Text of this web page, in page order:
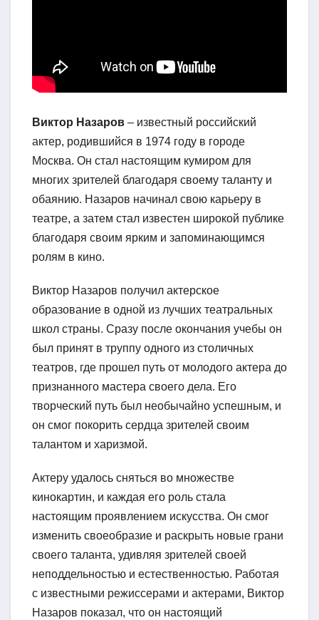
Виктор Назаров – известный российский
актер, родившийся в 1974 году в городе
Москва. Он стал настоящим кумиром для
многих зрителей благодаря своему таланту и
обаянию. Назаров начинал свою карьеру в
театре, а затем стал известен широкой публике
благодаря своим ярким и запоминающимся
ролям в кино.
Виктор Назаров получил актерское
образование в одной из лучших театральных
школ страны. Сразу после окончания учебы он
был принят в труппу одного из столичных
театров, где прошел путь от молодого актера до
признанного мастера своего дела. Его
творческий путь был необычайно успешным, и
он смог покорить сердца зрителей своим
талантом и харизмой.
Актеру удалось сняться во множестве
кинокартин, и каждая его роль стала
настоящим проявлением искусства. Он смог
изменить своеобразие и раскрыть новые грани
своего таланта, удивляя зрителей своей
неподдельностью и естественностью. Работая
с известными режиссерами и актерами, Виктор
Назаров показал, что он настоящий